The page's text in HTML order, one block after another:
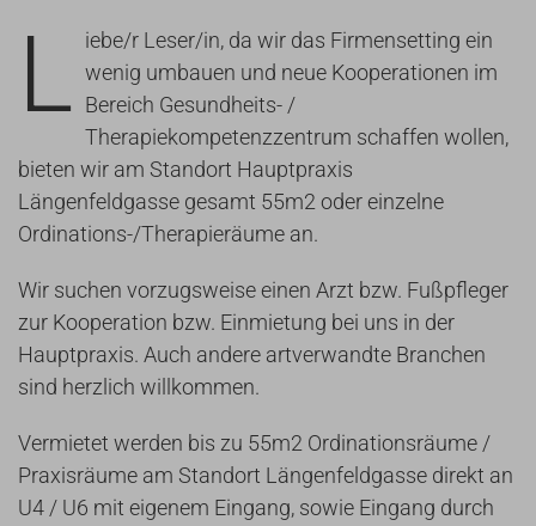
L
iebe/r Leser/in, da wir das Firmensetting ein
wenig umbauen und neue Kooperationen im
Bereich Gesundheits- /
Therapiekompetenzzentrum schaffen wollen,
bieten wir am Standort Hauptpraxis
Längenfeldgasse gesamt 55m2 oder einzelne
Ordinations-/Therapieräume an.
Wir suchen vorzugsweise einen Arzt bzw. Fußpfleger
zur Kooperation bzw. Einmietung bei uns in der
Hauptpraxis. Auch andere artverwandte Branchen
sind herzlich willkommen.
Vermietet werden bis zu 55m2 Ordinationsräume /
Praxisräume am Standort Längenfeldgasse direkt an
U4 / U6 mit eigenem Eingang, sowie Eingang durch